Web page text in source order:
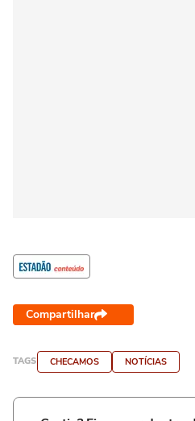
Compartilhar
TAGS CHECAMOS NOTÍCIAS